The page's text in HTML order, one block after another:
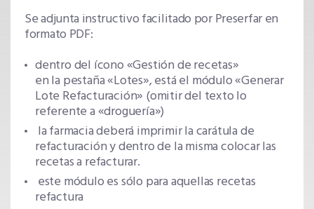
Se adjunta instructivo facilitado por Preserfar en
formato PDF:
dentro del ícono «Gestión de recetas»
en la pestaña «Lotes», está el módulo «Generar
Lote Refacturación» (omitir del texto lo
referente a «droguería»)
la farmacia deberá imprimir la carátula de
refacturación y dentro de la misma colocar las
recetas a refacturar.
este módulo es sólo para aquellas recetas
refactura